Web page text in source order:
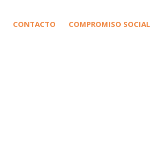
CONTACTO COMPROMISO SOCIAL